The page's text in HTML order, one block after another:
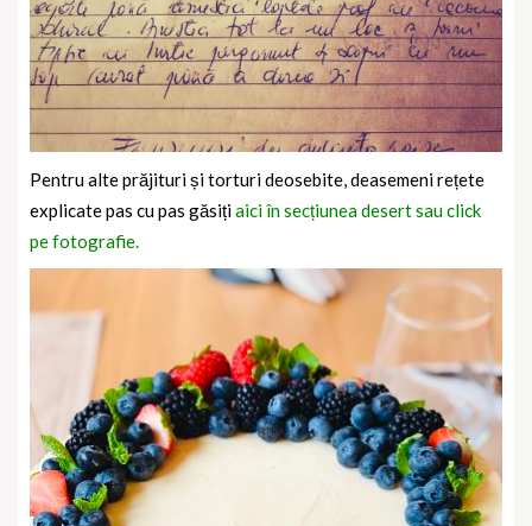
Pentru alte prăjituri și torturi deosebite, deasemeni rețete
explicate pas cu pas găsițiaici în secțiunea desert sau click
pe fotografie.